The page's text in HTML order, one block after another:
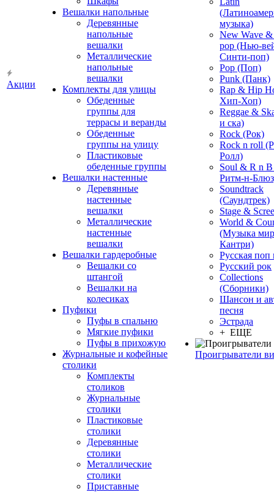
Акции
Вешалки напольные
Деревянные
напольные
вешалки
Металлические
напольные
вешалки
Комплекты для улицы
Обеденные
группы для
террасы и веранды
Обеденные
группы на улицу
Пластиковые
обеденные группы
Вешалки настенные
Деревянные
настенные
вешалки
Металлические
настенные
вешалки
Вешалки гардеробные
Вешалки со
штангой
Вешалки на
колесиках
Пуфики
Пуфы в спальню
Мягкие пуфики
Пуфы в прихожую
Журнальные и кофейные
столики
Комплекты
столиков
Журнальные
столики
Пластиковые
столики
Деревянные
столики
Металлические
столики
Приставные
музыка)
New Wave
pop (Нью-
Синти-поп)
Pop (Поп)
Punk (Панк)
Rap & Hip
Хип-Хоп)
Reggae &
и ска)
Rock (Рок)
Rock n roll
Ролл)
Soul & R n
Ритм-н-
Soundtrack
(Саундтрек)
Stage &
World &
(Музыка
Кантри)
Русская поп
Русский рок
Сollections
(Сборники)
Шансон и
песня
Эстрада
+ ЕЩЕ
Проигрыватели